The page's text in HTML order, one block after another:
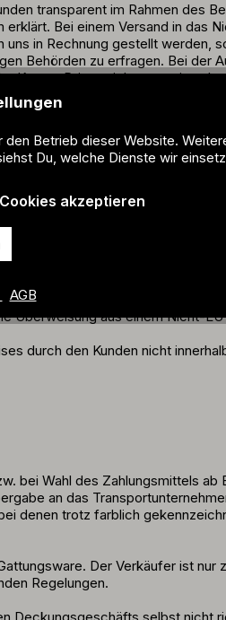
transparent im Rahmen des
Bei einem Versand in das
in Rechnung gestellt werden,
Behörden zu erfragen. Bei der
Kosten Dritter nicht ausweisen
ist.
angeboten – durch Paypal
an den Kunden versendet.
Bezahlung
trägt der Kunde, es sei
angemessene
einer Anweisung außerhalb
Überweisung aus einem Nicht-
durch den Kunden nicht
bei Wahl des Zahlungsmittels
an das
denen trotz farblich
Der Verkäufer ist nur
Regelungen.
Betrieb dieser Website.
Du, welche Dienste wir
akzeptieren
AGB